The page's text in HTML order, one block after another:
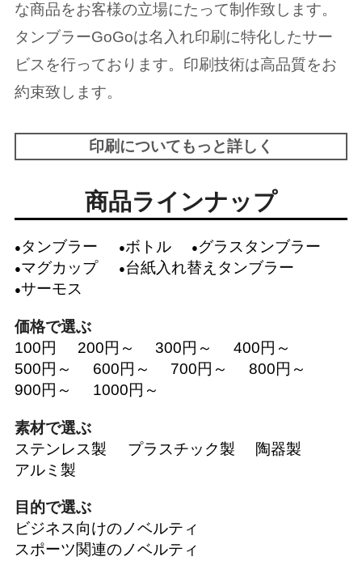
な商品をお客様の立場にたって制作致します。
タンブラーGoGoは名入れ印刷に特化したサー
ビスを行っております。印刷技術は高品質をお
約束致します。
印刷についてもっと詳しく
商品ラインナップ
タンブラー ボトル
グラスタンブラー
マグカップ
台紙入れ替えタンブラー
サーモス
価格で選ぶ
100円
200円～ 300円～
400円～
500円～
600円～ 700円～
800円～
900円～
1000円～
素材で選ぶ
ステンレス製
プラスチック製
陶器製
アルミ製
目的で選ぶ
ビジネス向けのノベルティ
スポーツ関連のノベルティ